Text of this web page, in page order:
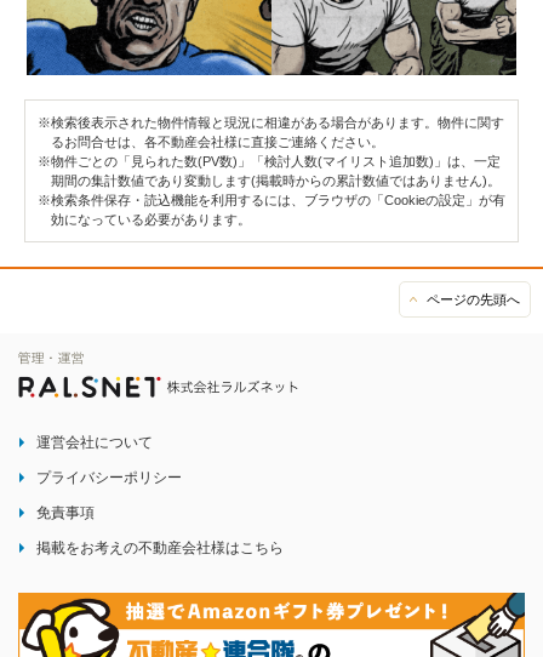
※検索後表示された物件情報と現況に相違がある場合があります。物件に関す
るお問合せは、各不動産会社様に直接ご連絡ください。
※物件ごとの「見られた数(PV数)」「検討人数(マイリスト追加数)」は、一定
期間の集計数値であり変動します(掲載時からの累計数値ではありません)。
※検索条件保存・読込機能を利用するには、ブラウザの「Cookieの設定」が有
効になっている必要があります。
ページの先頭へ
運営会社について
プライバシーポリシー
免責事項
掲載をお考えの不動産会社様はこちら